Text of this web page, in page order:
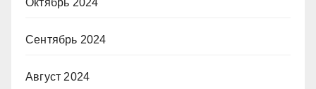
Октябрь 2024
Сентябрь 2024
Август 2024